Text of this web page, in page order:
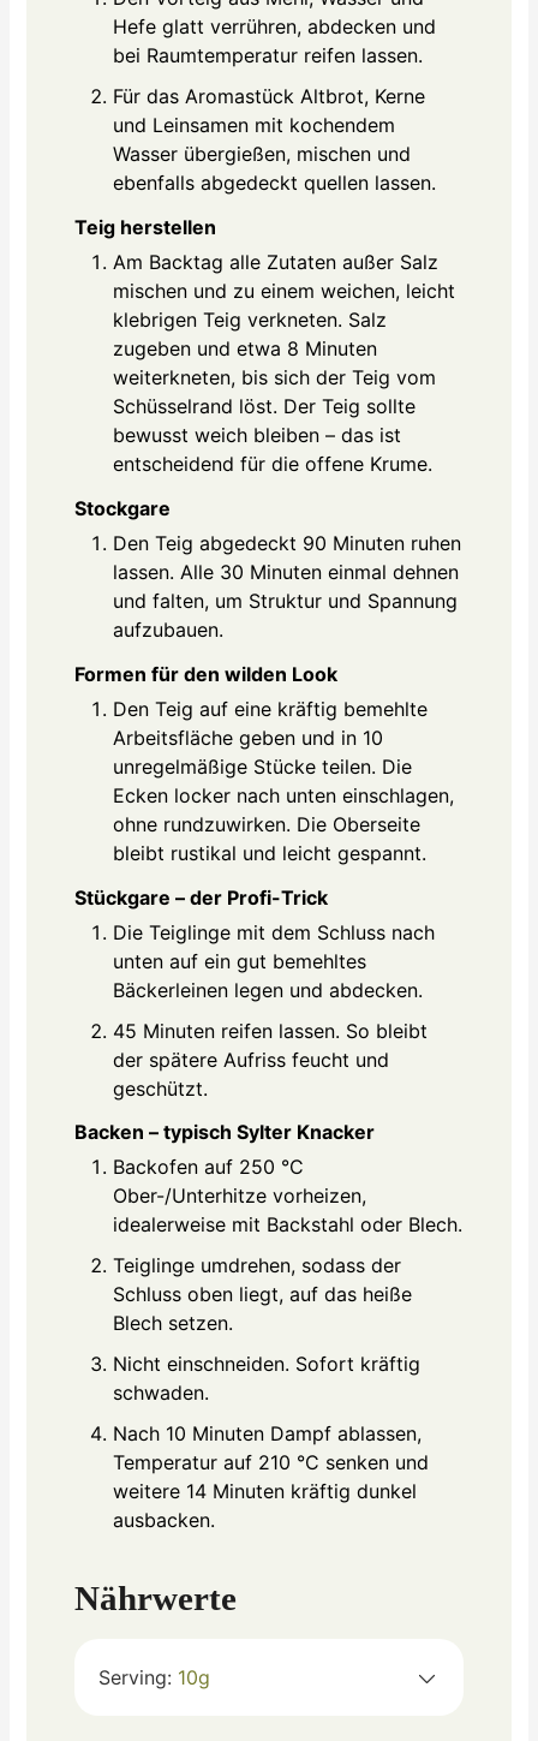
Hefe glatt verrühren, abdecken und
bei Raumtemperatur reifen lassen.
Für das Aromastück Altbrot, Kerne
und Leinsamen mit kochendem
Wasser übergießen, mischen und
ebenfalls abgedeckt quellen lassen.
Teig herstellen
Am Backtag alle Zutaten außer Salz
mischen und zu einem weichen, leicht
klebrigen Teig verkneten. Salz
zugeben und etwa 8 Minuten
weiterkneten, bis sich der Teig vom
Schüsselrand löst. Der Teig sollte
bewusst weich bleiben – das ist
entscheidend für die offene Krume.
Stockgare
Den Teig abgedeckt 90 Minuten ruhen
lassen. Alle 30 Minuten einmal dehnen
und falten, um Struktur und Spannung
aufzubauen.
Formen für den wilden Look
Den Teig auf eine kräftig bemehlte
Arbeitsfläche geben und in 10
unregelmäßige Stücke teilen. Die
Ecken locker nach unten einschlagen,
ohne rundzuwirken. Die Oberseite
bleibt rustikal und leicht gespannt.
Stückgare – der Profi-Trick
Die Teiglinge mit dem Schluss nach
unten auf ein gut bemehltes
Bäckerleinen legen und abdecken.
45 Minuten reifen lassen. So bleibt
der spätere Aufriss feucht und
geschützt.
Backen – typisch Sylter Knacker
Backofen auf 250 °C
Ober-/Unterhitze vorheizen,
idealerweise mit Backstahl oder Blech.
Teiglinge umdrehen, sodass der
Schluss oben liegt, auf das heiße
Blech setzen.
Nicht einschneiden. Sofort kräftig
schwaden.
Nach 10 Minuten Dampf ablassen,
Temperatur auf 210 °C senken und
weitere 14 Minuten kräftig dunkel
ausbacken.
Nährwerte
Serving: 10g